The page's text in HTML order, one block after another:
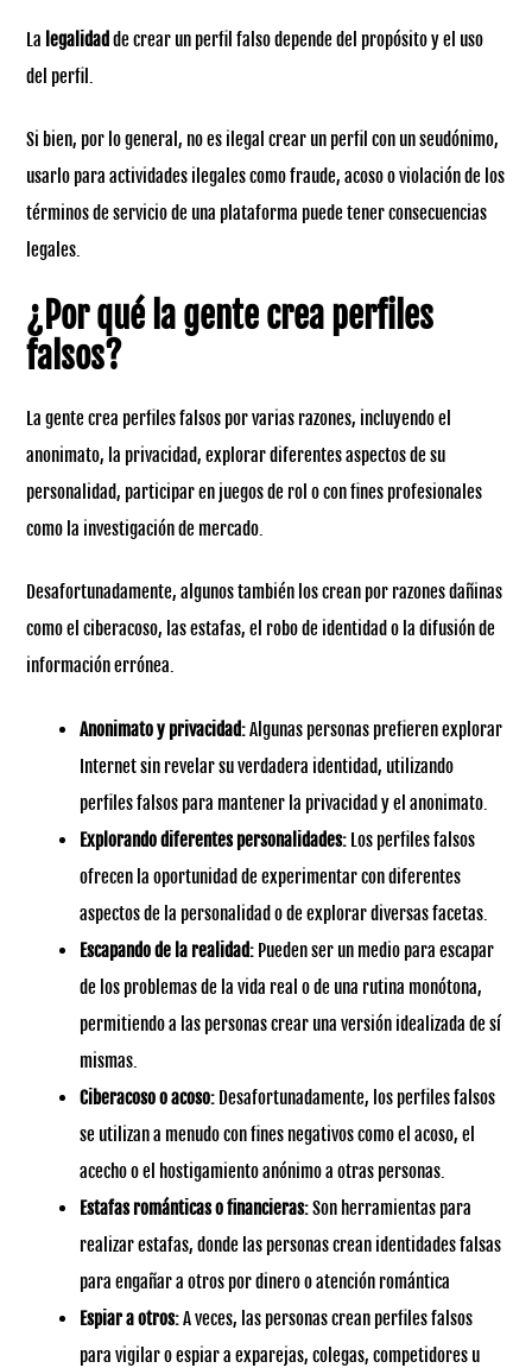
La legalidad de crear un perfil falso depende del propósito y el uso
del perfil.
Si bien, por lo general, no es ilegal crear un perfil con un seudónimo,
usarlo para actividades ilegales como fraude, acoso o violación de los
términos de servicio de una plataforma puede tener consecuencias
legales.
¿Por qué la gente crea perfiles
falsos?
La gente crea perfiles falsos por varias razones, incluyendo el
anonimato, la privacidad, explorar diferentes aspectos de su
personalidad, participar en juegos de rol o con fines profesionales
como la investigación de mercado.
Desafortunadamente, algunos también los crean por razones dañinas
como el ciberacoso, las estafas, el robo de identidad o la difusión de
información errónea.
Anonimato y privacidad:Algunas personas prefieren explorar
Internet sin revelar su verdadera identidad, utilizando
perfiles falsos para mantener la privacidad y el anonimato.
Explorando diferentes personalidades: Los perfiles falsos
ofrecen la oportunidad de experimentar con diferentes
aspectos de la personalidad o de explorar diversas facetas.
Escapando de la realidad: Pueden ser un medio para escapar
de los problemas de la vida real o de una rutina monótona,
permitiendo a las personas crear una versión idealizada de sí
mismas.
Ciberacoso o acoso: Desafortunadamente, los perfiles falsos
se utilizan a menudo con fines negativos como el acoso, el
acecho o el hostigamiento anónimo a otras personas.
Estafas románticas o financieras:Son herramientas para
realizar estafas, donde las personas crean identidades falsas
para engañar a otros por dinero o atención romántica
Espiar a otros:A veces, las personas crean perfiles falsos
para vigilar o espiar a exparejas, colegas, competidores u